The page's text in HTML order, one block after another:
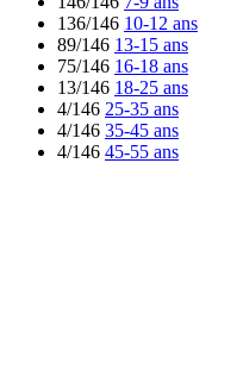
136/146 10-12 ans
89/146 13-15 ans
75/146 16-18 ans
13/146 18-25 ans
4/146 25-35 ans
4/146 35-45 ans
4/146 45-55 ans